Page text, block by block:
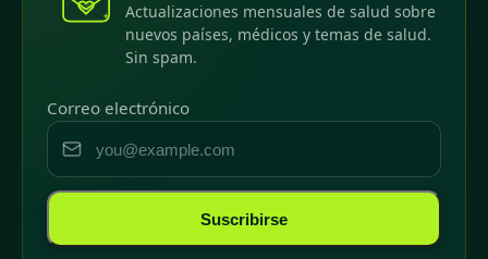
Actualizaciones mensuales de salud sobre
nuevos países, médicos y temas de salud.
Sin spam.
Correo electrónico
Suscribirse